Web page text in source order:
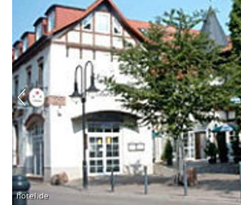
hotel.de